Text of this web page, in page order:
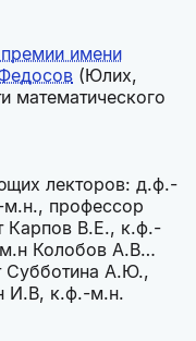
имени
(Юлих,
математического
лекторов: д.ф.-
профессор
Карпов В.Е., к.ф.-
Колобов А.В…
Субботина А.Ю.,
И.В, к.ф.-м.н.